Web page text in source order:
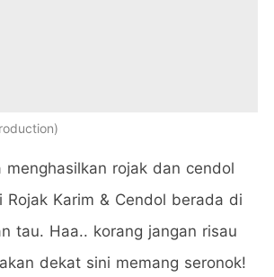
menghasilkan rojak dan cendol
Rojak Karim & Cendol berada di
tau. Haa.. korang jangan risau
dekat sini memang seronok!